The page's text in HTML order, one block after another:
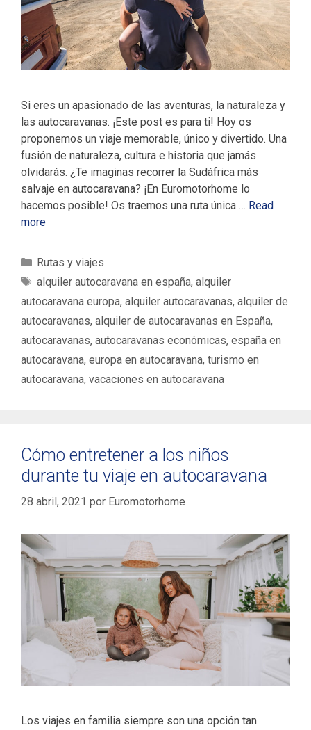
Si eres un apasionado de las aventuras, la naturaleza y
las autocaravanas. ¡Este post es para ti! Hoy os
proponemos un viaje memorable, único y divertido. Una
fusión de naturaleza, cultura e historia que jamás
olvidarás. ¿Te imaginas recorrer la Sudáfrica más
salvaje en autocaravana? ¡En Euromotorhome lo
hacemos posible! Os traemos una ruta única … Read
more
C
a
g
o
r
í
Rutas y viajes
E
t
u
e
t
alquiler autocaravana en españa, alquiler
autocaravana europa, alquiler autocaravanas, alquiler de
autocaravanas, alquiler de autocaravanas en España,
autocaravanas, autocaravanas económicas, españa en
autocaravana, europa en autocaravana, turismo en
autocaravana, vacaciones en autocaravana
Cómo entretener a los niños
durante tu viaje en autocaravana
28 abril, 2021 por Euromotorhome
Los viajes en familia siempre son una opción tan